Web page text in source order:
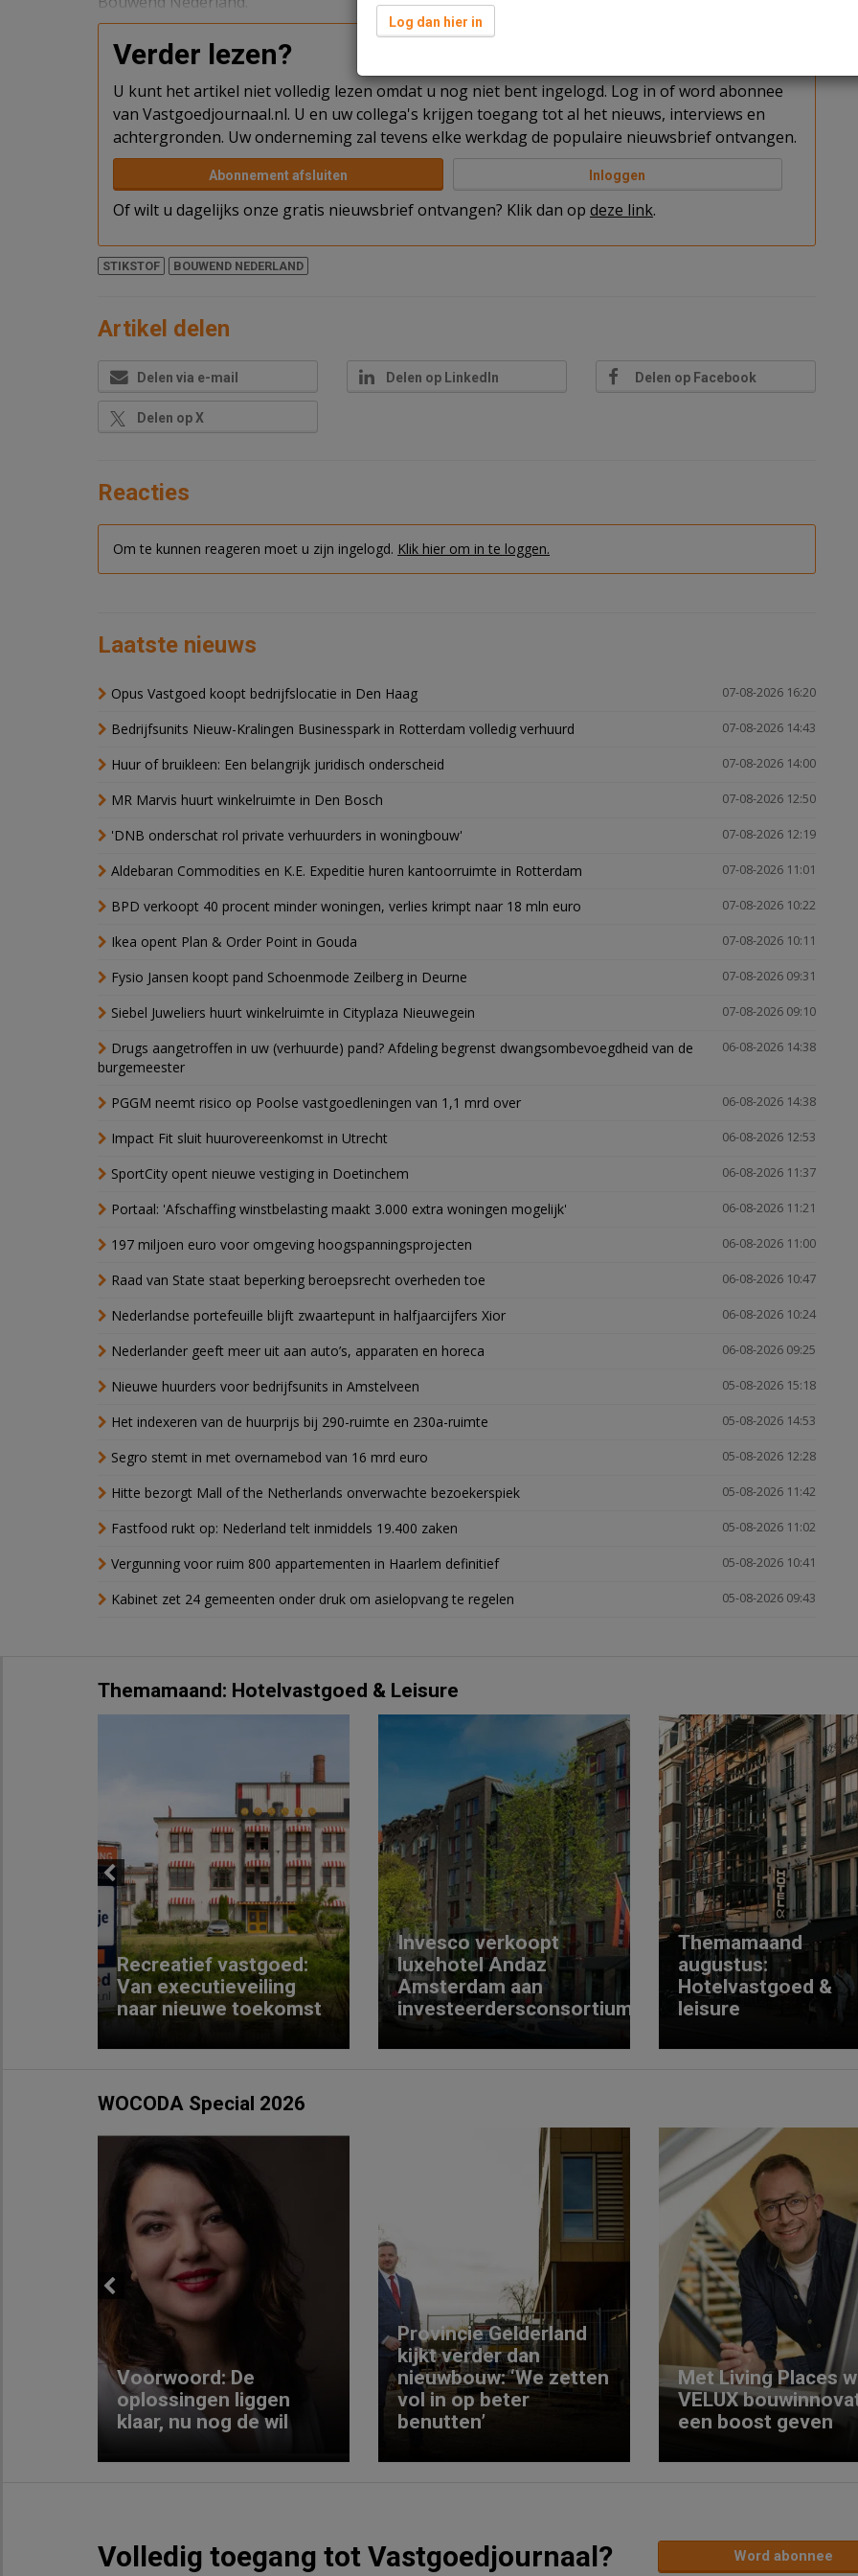
Verder lezen?
U kunt het artikel niet volledig lezen omdat u nog niet bent ingelogd. Log in of word abonnee
van Vastgoedjournaal.nl. U en uw collega's krijgen toegang tot al het nieuws, interviews en
achtergronden. Uw onderneming zal tevens elke werkdag de populaire nieuwsbrief ontvangen.
Abonnement afsluiten Inloggen
Of wilt u dagelijks onze gratis nieuwsbrief ontvangen? Klik dan op deze link.
STIKSTOF BOUWEND NEDERLAND
Artikel delen
Delen via e-mail Delen op LinkedIn Delen op Facebook
Delen op X
Reacties
Om te kunnen reageren moet u zijn ingelogd. Klik hier om in te loggen.
Laatste nieuws
07-08-2026 16:20
Opus Vastgoed koopt bedrijfslocatie in Den Haag
07-08-2026 14:43
Bedrijfsunits Nieuw-Kralingen Businesspark in Rotterdam volledig verhuurd
07-08-2026 14:00
Huur of bruikleen: Een belangrijk juridisch onderscheid
07-08-2026 12:50
MR Marvis huurt winkelruimte in Den Bosch
07-08-2026 12:19
'DNB onderschat rol private verhuurders in woningbouw'
07-08-2026 11:01
Aldebaran Commodities en K.E. Expeditie huren kantoorruimte in Rotterdam
07-08-2026 10:22
BPD verkoopt 40 procent minder woningen, verlies krimpt naar 18 mln euro
07-08-2026 10:11
Ikea opent Plan & Order Point in Gouda
07-08-2026 09:31
Fysio Jansen koopt pand Schoenmode Zeilberg in Deurne
07-08-2026 09:10
Siebel Juweliers huurt winkelruimte in Cityplaza Nieuwegein
06-08-2026 14:38
Drugs aangetroffen in uw (verhuurde) pand? Afdeling begrenst dwangsombevoegdheid van de
burgemeester
06-08-2026 14:38
PGGM neemt risico op Poolse vastgoedleningen van 1,1 mrd over
06-08-2026 12:53
Impact Fit sluit huurovereenkomst in Utrecht
06-08-2026 11:37
SportCity opent nieuwe vestiging in Doetinchem
06-08-2026 11:21
Portaal: 'Afschaffing winstbelasting maakt 3.000 extra woningen mogelijk'
06-08-2026 11:00
197 miljoen euro voor omgeving hoogspanningsprojecten
06-08-2026 10:47
Raad van State staat beperking beroepsrecht overheden toe
06-08-2026 10:24
Nederlandse portefeuille blijft zwaartepunt in halfjaarcijfers Xior
06-08-2026 09:25
Nederlander geeft meer uit aan auto’s, apparaten en horeca
05-08-2026 15:18
Nieuwe huurders voor bedrijfsunits in Amstelveen
05-08-2026 14:53
Het indexeren van de huurprijs bij 290-ruimte en 230a-ruimte
05-08-2026 12:28
Segro stemt in met overnamebod van 16 mrd euro
05-08-2026 11:42
Hitte bezorgt Mall of the Netherlands onverwachte bezoekerspiek
05-08-2026 11:02
Fastfood rukt op: Nederland telt inmiddels 19.400 zaken
05-08-2026 10:41
Vergunning voor ruim 800 appartementen in Haarlem definitief
05-08-2026 09:43
Kabinet zet 24 gemeenten onder druk om asielopvang te regelen
Themamaand: Hotelvastgoed & Leisure
Previous
Recreatief vastgoed:
Van executieveiling
naar nieuwe toekomst
Invesco verkoopt
luxehotel Andaz
Amsterdam aan
investeerdersconsortium
Themamaand
augustus:
Hotelvastgoed &
leisure
WOCODA Special 2026
Previous
Voorwoord: De
oplossingen liggen
klaar, nu nog de wil
Provincie Gelderland
kijkt verder dan
nieuwbouw: ‘We zetten
vol in op beter
benutten’
Met Living Places
VELUX
een boost geven
Volledig toegang tot Vastgoedjournaal? Word abonnee
Log dan hier in